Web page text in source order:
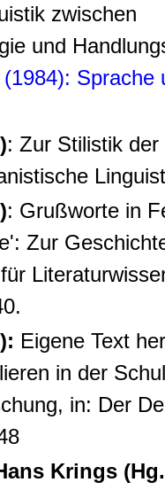
zwischen
und
Sprache
: Zur Stilistik
: Grußworte in
Zur
Eigene Text
in der
in: Der
Krings